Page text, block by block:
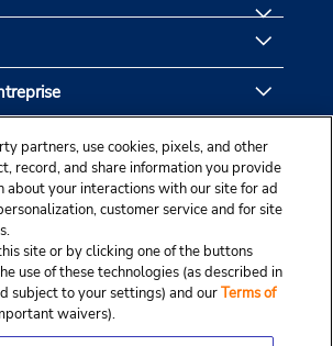
partners, use cookies, pixels, and other
record, and share information you provide
about your interactions with our site for ad
customer service and for site
site or by clicking one of the buttons
use of these technologies (as described in
subject to your settings) and ourTerms of
waivers).